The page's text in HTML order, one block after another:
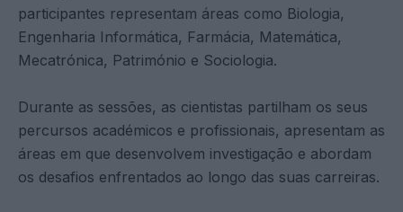
participantes representam áreas como Biologia,
Engenharia Informática, Farmácia, Matemática,
Mecatrónica, Património e Sociologia.
Durante as sessões, as cientistas partilham os seus
percursos académicos e profissionais, apresentam as
áreas em que desenvolvem investigação e abordam
os desafios enfrentados ao longo das suas carreiras.